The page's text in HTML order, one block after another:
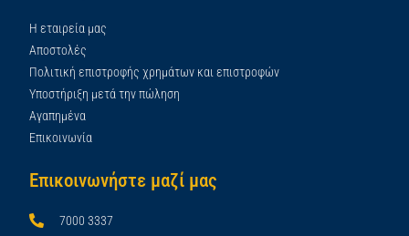
Η εταιρεία μας
Αποστολές
Πολιτική επιστροφής χρημάτων και επιστροφών
Υποστήριξη μετά την πώληση
Αγαπημένα
Επικοινωνία
Επικοινωνήστε μαζί μας
7000 3337